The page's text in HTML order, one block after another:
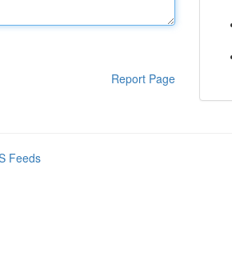
Report Page
Feeds